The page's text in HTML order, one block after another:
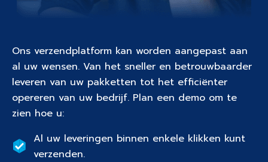
Ons verzendplatform kan worden aangepast aan
al uw wensen. Van het sneller en betrouwbaarder
leveren van uw pakketten tot het efficiënter
opereren van uw bedrijf. Plan een demo om te
zien hoe u:
Al uw leveringen binnen enkele klikken kunt
verzenden.